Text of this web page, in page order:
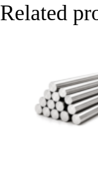
Related